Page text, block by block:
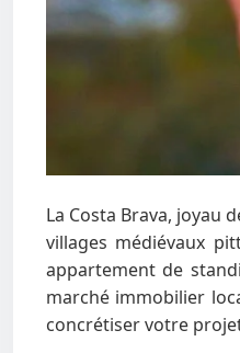
La Costa Brava, joyau
villages médiévaux
appartement de
marché immobilier
concrétiser votre